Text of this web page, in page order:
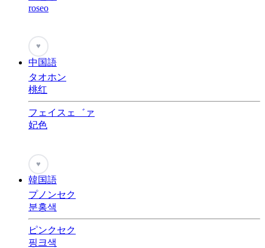
roseo
♥
中国語
タオホン
桃红
フェイスェ゛ァ
妃色
♥
韓国語
プノンセク
분홍색
ピンクセク
핑크색